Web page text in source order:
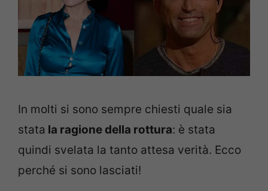
In molti si sono sempre chiesti quale sia
stata la ragione della rottura: è stata
quindi svelata la tanto attesa verità. Ecco
perché si sono lasciati!